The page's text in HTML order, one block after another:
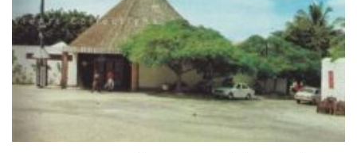
Rebecca JOSEPH || Ole ole
(LAKOL) || Cover Night 70ans
KONPA
7
Marckenson Brutus || Jalou ( K-
Dans ) Cover Night 70ans KONPA